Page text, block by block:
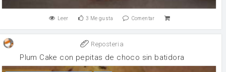
Leer 3 Me gusta Comentar
Reposteria
Plum Cake con pepitas de choco sin batidora